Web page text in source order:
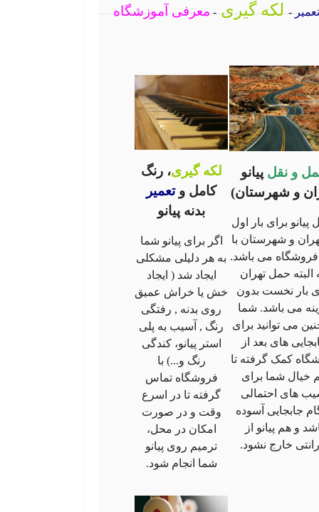
تعمیر - لکه گیری- معرفی آموزشگاه
و نقل پیانو
و شهرستان)
پیانو برای بار اول
و شهرستان با
می باشد.
البته حمل تهران
بار نخست بدون
می باشد. شما
می توانید برای
های بعد از
کمک گرفته تا
خیال شما برای
های احتمالی
جابجایی آسوده
و هم پیانو از
خارج نشود.
لکه گیری، رنگ
کامل وتعمیر
بدنه پیانو
اگر برای پیانو شما
به هر دلیلی مشکلی
ایجاد شد ( ایجاد
خش یا خراش عمیق
روی بدنه , رفتگی
رنگ , آسیب به پلی
استر پیانو، کندگی
رنگ و...) با
فروشگاه تماس
گرفته تا در اسرع
وقت و در صورت
امکان در محل،
ترمیم روی پیانو
شما انجام شود.